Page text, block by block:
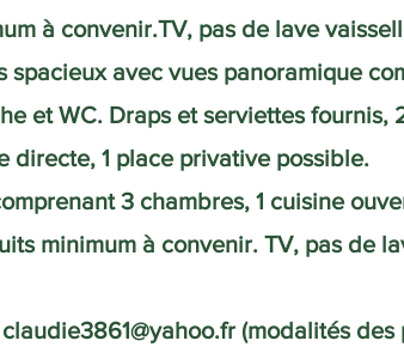
à convenir.TV, pas de lave
avec vues panoramique
et WC. Draps et serviettes fournis,
directe, 1 place privative possible.
3 chambres, 1 cuisine
minimum à convenir. TV, pas de
claudie3861@yahoo.fr (modalités des